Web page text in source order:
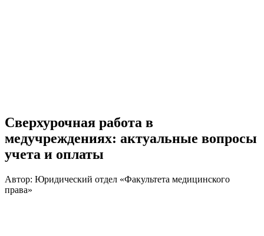
Сверхурочная работа в
медучреждениях: актуальные вопросы
учета и оплаты
Автор: Юридический отдел «Факультета медицинского
права»